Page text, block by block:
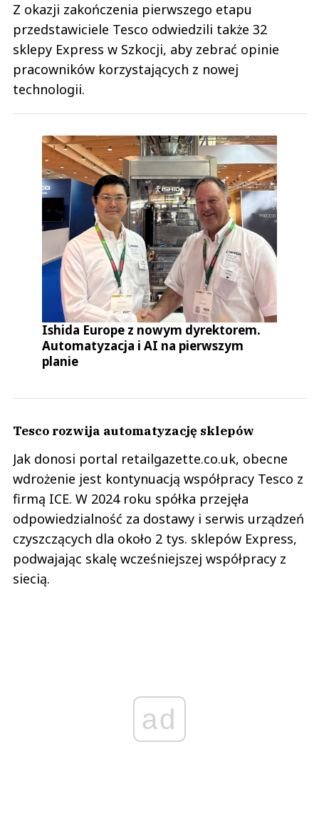
Z okazji zakończenia pierwszego etapu
przedstawiciele Tesco odwiedzili także 32
sklepy Express w Szkocji, aby zebrać opinie
pracowników korzystających z nowej
technologii.
Ishida Europe z nowym dyrektorem.
Automatyzacja i AI na pierwszym
planie
Tesco rozwija automatyzację sklepów
Jak donosi portal retailgazette.co.uk, obecne
wdrożenie jest kontynuacją współpracy Tesco z
firmą ICE. W 2024 roku spółka przejęła
odpowiedzialność za dostawy i serwis urządzeń
czyszczących dla około 2 tys. sklepów Express,
podwajając skalę wcześniejszej współpracy z
siecią.
ad